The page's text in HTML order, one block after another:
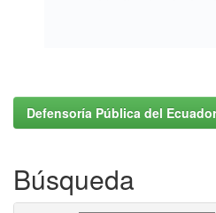
Defensoría Pública del
Búsqueda